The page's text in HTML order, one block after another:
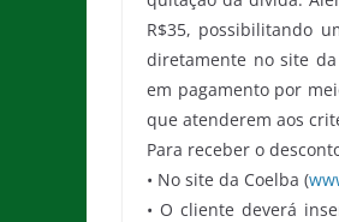
R$35, possibilitando
diretamente no site
em pagamento por
que atenderem aos
Para receber o
• No site da Coelba (
• O cliente deverá